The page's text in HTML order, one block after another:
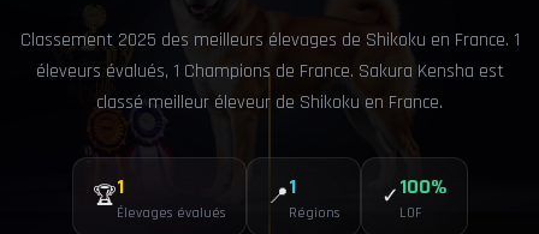
Classement 2025 des meilleurs élevages de Shikoku en France. 1
éleveurs évalués, 1 Champions de France. Sakura Kensha est
classé meilleur éleveur de Shikoku en France.
🏆1
Élevages évalués
📍1
Régions
✓100%
LOF